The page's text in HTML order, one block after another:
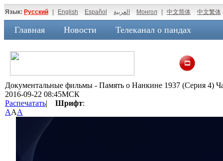
Язык: Русский English Español العربية Монгол 中文简体 中文繁体
Главная Новости Телеканал о пандах
Документальные фильмы - Память о Нанкине 1937 (Серия 4)
2016-09-22 08:45МСК
Распечатать| Шрифт:
AAA